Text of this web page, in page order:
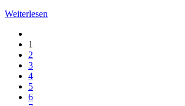
Weiterlesen
1
2
3
4
5
6